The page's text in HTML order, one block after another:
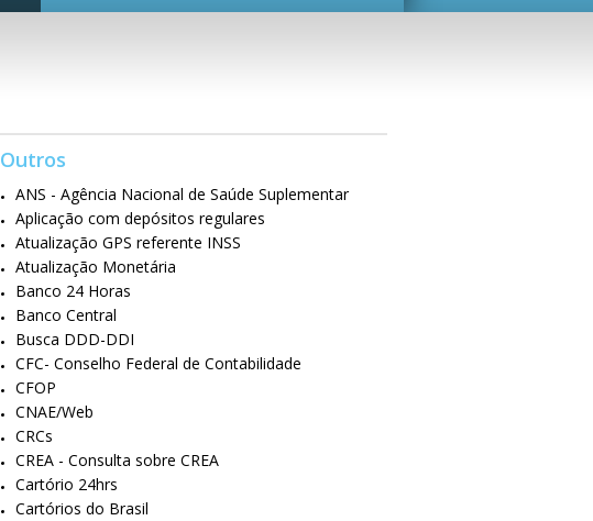
Outros
ANS - Agência Nacional de Saúde Suplementar
Aplicação com depósitos regulares
Atualização GPS referente INSS
Atualização Monetária
Banco 24 Horas
Banco Central
Busca DDD-DDI
CFC- Conselho Federal de Contabilidade
CFOP
CNAE/Web
CRCs
CREA - Consulta sobre CREA
Cartório 24hrs
Cartórios do Brasil